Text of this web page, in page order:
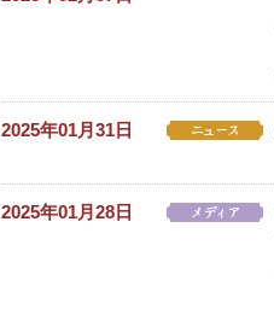
2025年01月31日
2025年01月28日